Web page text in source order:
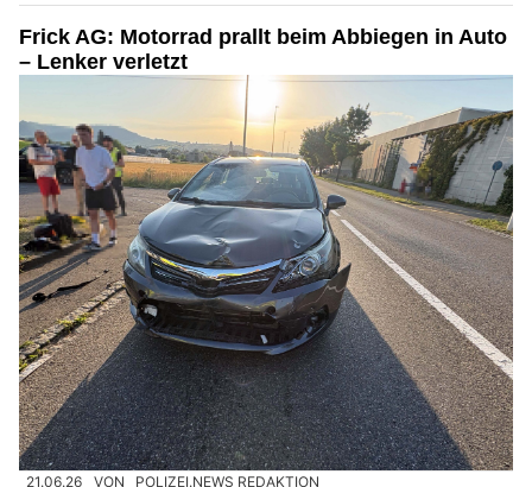
Frick AG: Motorrad prallt beim Abbiegen in Auto
– Lenker verletzt
21.06.26 VON POLIZEI.NEWS REDAKTION